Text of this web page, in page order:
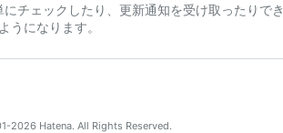
チェックしたり、更新通知を受け取ったりでき
うになります。
2026 Hatena. All Rights Reserved.